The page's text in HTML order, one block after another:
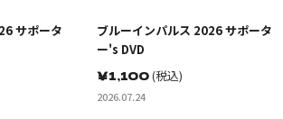
サポータ
ブルーインパルス 2026 サポータ
ー's DVD
￥1,100(税込)
2026.07.24